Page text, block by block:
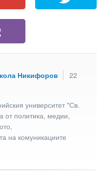
Никифоров
22
университет "Св.
от политика, медии,
на комуникациите